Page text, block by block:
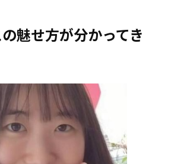
魅せ方が分かってき